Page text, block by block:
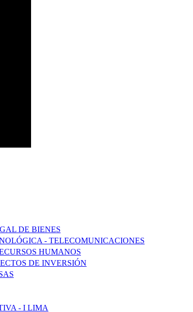
DE BIENES
- TELECOMUNICACIONES
HUMANOS
DE INVERSIÓN
- I LIMA